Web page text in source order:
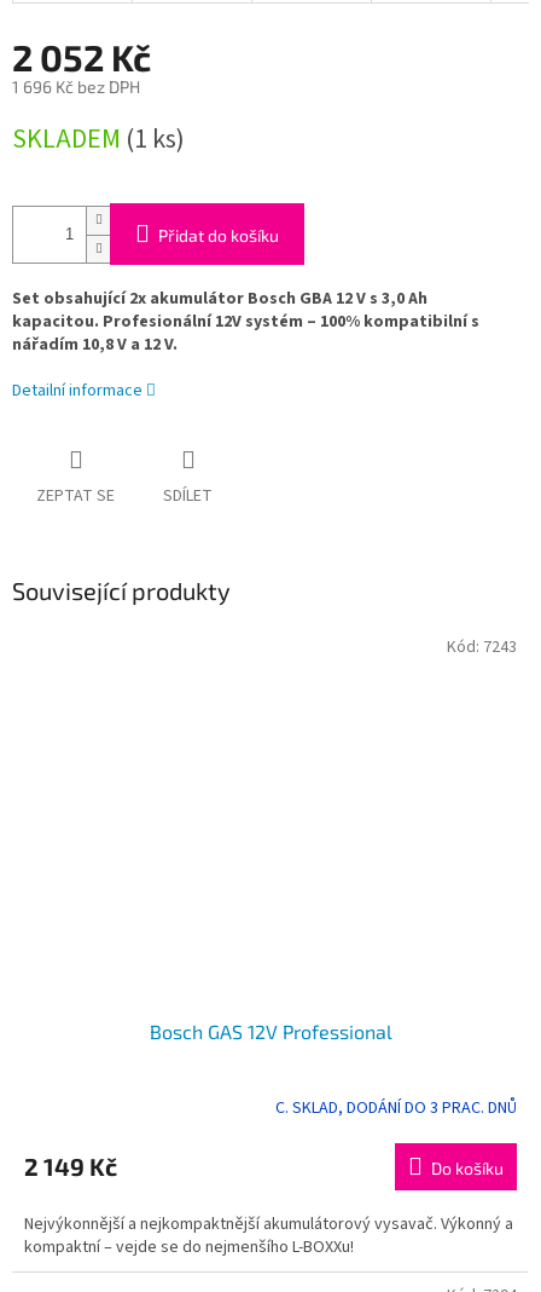
2 052 Kč
1 696 Kč bez DPH
cena:
SKLADEM (1 ks)
Přidat do košíku
Set obsahující 2x akumulátor Bosch GBA 12 V s 3,0 Ah
kapacitou. Profesionální 12V systém – 100% kompatibilní s
nářadím 10,8 V a 12 V.
Detailní informace
ZEPTAT SE SDÍLET
Související produkty
Bosch GAS 12V Professional
C. SKLAD, DODÁNÍ DO 3 PRAC. DNŮ
2 149 Kč Do košíku
Nejvýkonnější a nejkompaktnější akumulátorový vysavač. Výkonný a
kompaktní – vejde se do nejmenšího L-BOXXu!
Kód: 7243